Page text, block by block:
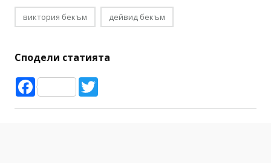
виктория бекъм дейвид бекъм
Сподели статията
Facebook